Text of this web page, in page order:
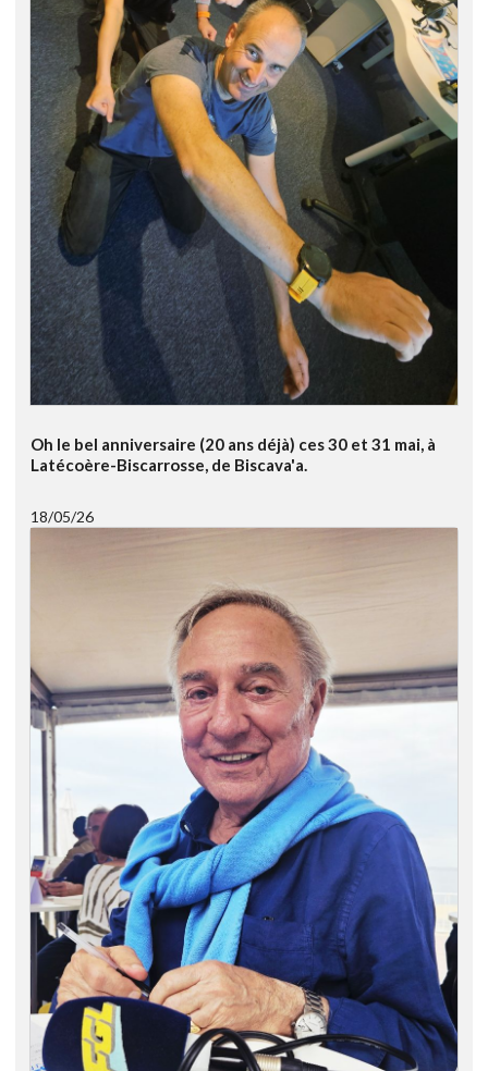
Oh le bel anniversaire (20 ans déjà) ces 30 et 31 mai, à
Latécoère-Biscarrosse, de Biscava'a.
18/05/26